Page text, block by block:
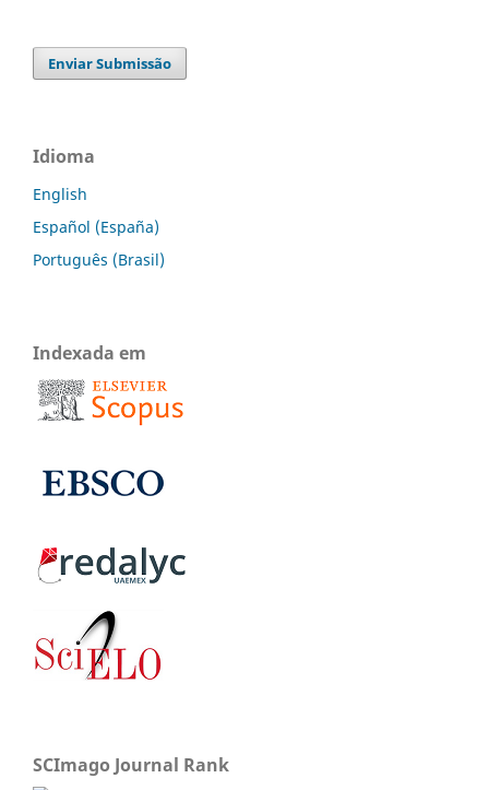
Enviar Submissão
Idioma
English
Español (España)
Português (Brasil)
Indexada em
SCImago Journal Rank